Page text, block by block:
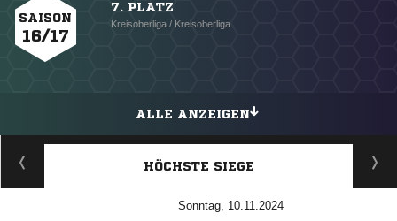
SAISON
16/17
7. PLATZ
Kreisoberliga / Kreisoberliga
ALLE ANZEIGEN
HÖCHSTE SIEGE
Sonntag, 10.11.2024